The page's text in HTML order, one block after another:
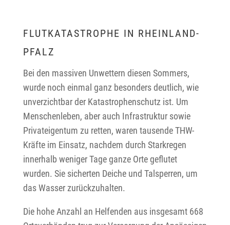
FLUTKATASTROPHE IN RHEINLAND-
PFALZ
Bei den massiven Unwettern diesen Sommers,
wurde noch einmal ganz besonders deutlich, wie
unverzichtbar der Katastrophenschutz ist. Um
Menschenleben, aber auch Infrastruktur sowie
Privateigentum zu retten, waren tausende THW-
Kräfte im Einsatz, nachdem durch Starkregen
innerhalb weniger Tage ganze Orte geflutet
wurden. Sie sicherten Deiche und Talsperren, um
das Wasser zurückzuhalten.
Die hohe Anzahl an Helfenden aus insgesamt 668